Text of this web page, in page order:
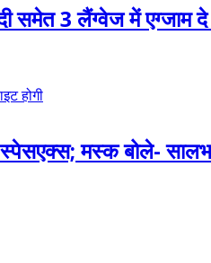
समेत 3 लैंग्वेज में एग्जाम
होगी
मस्क बोले- सालभर